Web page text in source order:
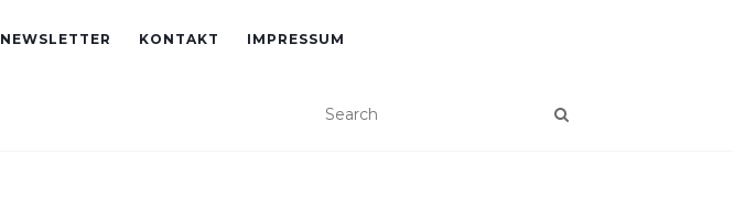
NEWSLETTER KONTAKT IMPRESSUM